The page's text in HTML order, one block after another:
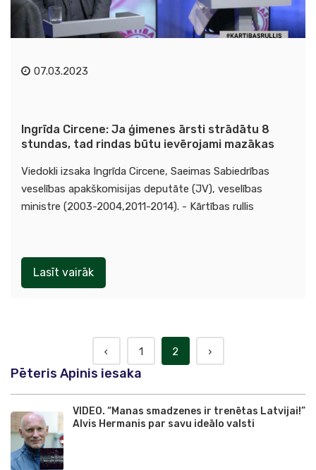
07.03.2023
Ingrīda Circene: Ja ģimenes ārsti strādātu 8
stundas, tad rindas būtu ievērojami mazākas
Viedokli izsaka Ingrīda Circene, Saeimas Sabiedrības
veselības apakškomisijas deputāte (JV), veselības
ministre (2003-2004,2011-2014). - Kārtības rullis
Lasīt vairāk
‹ 1 2 ›
Pēteris Apinis iesaka
VIDEO. “Manas smadzenes ir trenētas Latvijai!”
Alvis Hermanis par savu ideālo valsti